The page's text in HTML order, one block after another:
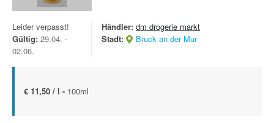
Leider verpasst!
Gültig: 29.04. -
02.06.
Händler: dm drogerie markt
Stadt:
Bruck an der Mur
€ 11,50 / l - 100ml